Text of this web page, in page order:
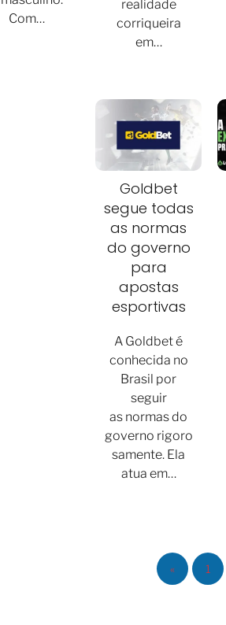
Com…
realidade
corriqueira
em…
Goldbet
segue todas
as normas
do governo
para
apostas
esportivas
A Goldbet é
conhecida no
Brasil por
seguir
as normas do
governo rigoro
samente. Ela
atua em…
« 1